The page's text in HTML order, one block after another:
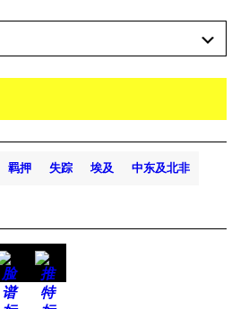
羁押 失踪 埃及 中东及北非